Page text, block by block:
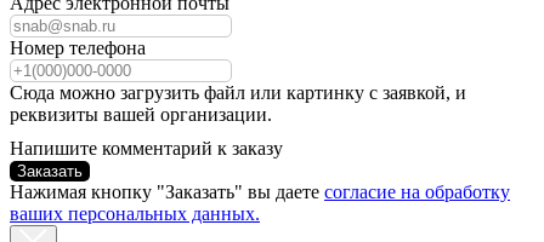
Номер телефона
Сюда можно загрузить файл или картинку с заявкой, и
реквизиты вашей организации.
Напишите комментарий к заказу
Заказать
Нажимая кнопку "Заказать" вы даете согласие на обработку
ваших персональных данных.